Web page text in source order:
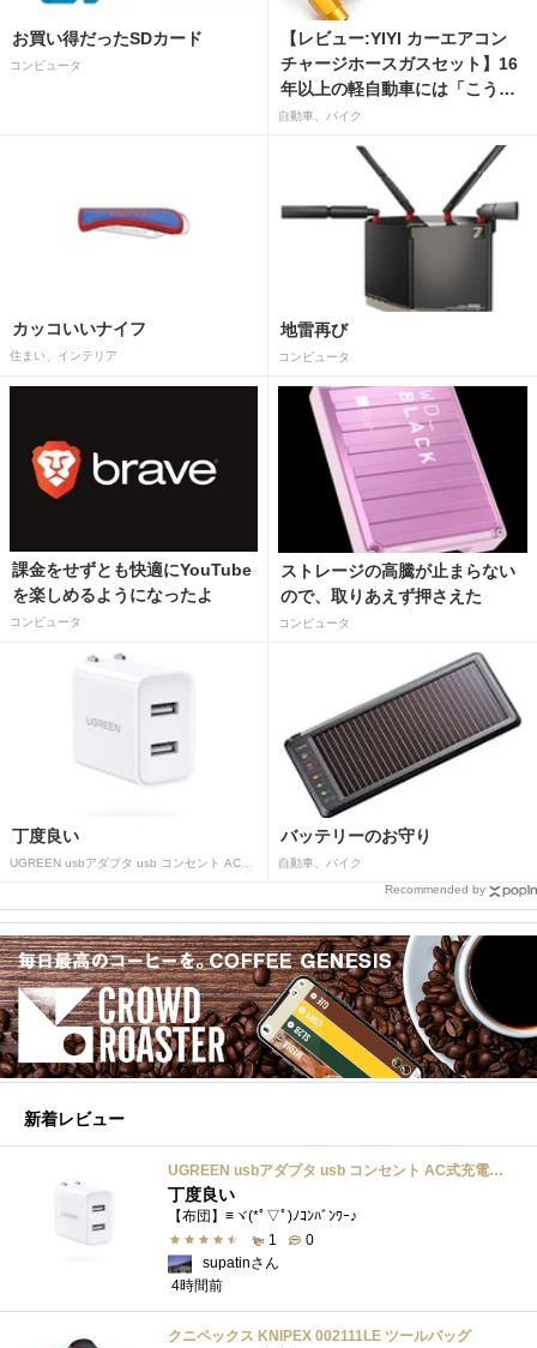
お買い得だったSDカード
コンピュータ
【レビュー:YIYI カーエアコン
チャージホースガスセット】16
年以上の軽自動車には「こうか
はばつぐんだ」が…
自動車、バイク
カッコいいナイフ
住まい、インテリア
地雷再び
コンピュータ
課金をせずとも快適にYouTube
を楽しめるようになったよ
コンピュータ
ストレージの高騰が止まらない
ので、取りあえず押さえた
コンピュータ
丁度良い バッテリーのお守り
自動車、バイク
Recommended by
新着レビュー
UGREEN usbアダプタ usb コンセント AC式充電器 3.1A PSE認証済み 折りたたみ式プラグ 2ポート
丁度良い
【布団】≡ヾ(*ﾟ▽ﾟ)ﾉｺﾝﾊﾞﾝﾜｰ♪
1
0
supatinさん
4時間前
クニペックス KNIPEX 002111LE ツールバッグ